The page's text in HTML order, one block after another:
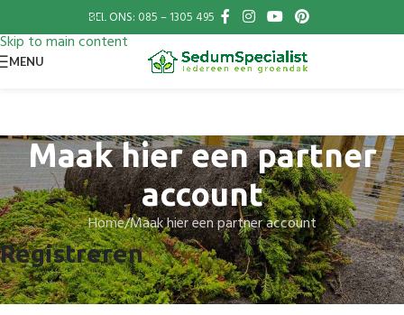
Skip to navigation
Skip to main content
BEL ONS: 085 – 1305 495
MENU
Maak hier een partner
account
Home Maak hier een partner account
Registreren